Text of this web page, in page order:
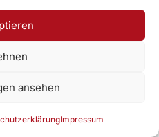
ansehen
Impressum
Webseite